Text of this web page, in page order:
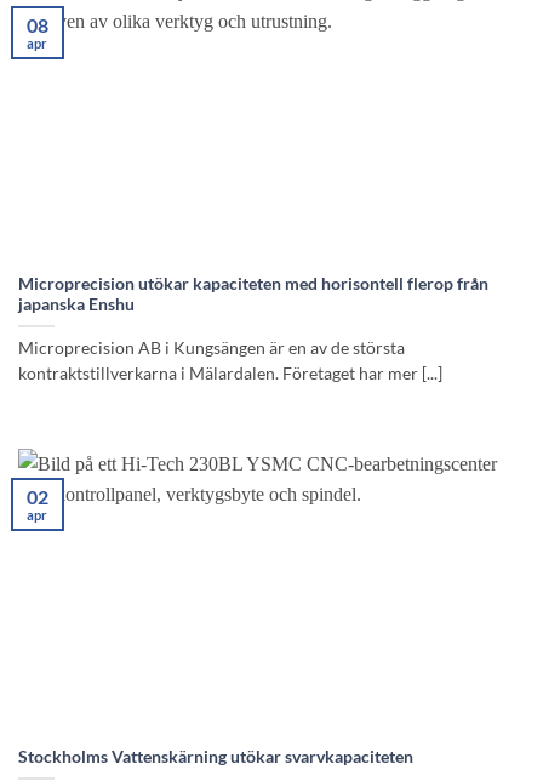
Microprecision utökar kapaciteten med horisontell flerop från
japanska Enshu
Microprecision AB i Kungsängen är en av de största
kontraktstillverkarna i Mälardalen. Företaget har mer [...]
08
apr
Stockholms Vattenskärning utökar svarvkapaciteten
02
apr